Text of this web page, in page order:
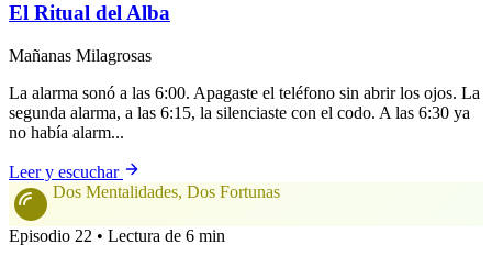
El Ritual del Alba
Mañanas Milagrosas
La alarma sonó a las 6:00. Apagaste el teléfono sin abrir los ojos. La
segunda alarma, a las 6:15, la silenciaste con el codo. A las 6:30 ya
no había alarm...
Leer y escuchar
Dos Mentalidades, Dos Fortunas
Episodio 22 • Lectura de 6 min